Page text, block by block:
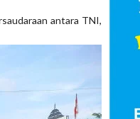
antara TNI,